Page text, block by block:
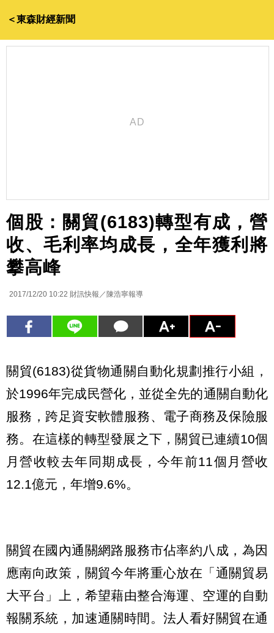
＜東森財經新聞
個股：關貿(6183)轉型有成，營
收、毛利率均成長，全年獲利將
攀高峰
2017/12/20 10:22 財訊快報／陳浩寧報導
關貿(6183)從貨物通關自動化規劃推行小組，
於1996年完成民營化，並從全先的通關自動化
服務，跨足資安軟體服務、電子商務及保險服
務。在這樣的轉型發展之下，關貿已連續10個
月營收較去年同期成長，今年前11個月營收
12.1億元，年增9.6%。
關貿在國內通關網路服務市佔率約八成，為因
應南向政策，關貿今年將重心放在「通關貿易
大平台」上，希望藉由整合海運、空運的自動
報關系統，加速通關時間。法人看好關貿在通